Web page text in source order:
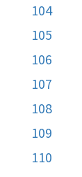
104
105
106
107
108
109
110